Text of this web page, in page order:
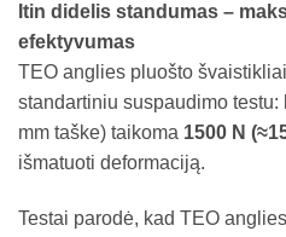
Itin didelis standumas –
efektyvumas
TEO anglies pluošto
standartiniu suspaudimo
mm taške) taikoma 1500 N
išmatuoti deformaciją.
Testai parodė, kad TEO